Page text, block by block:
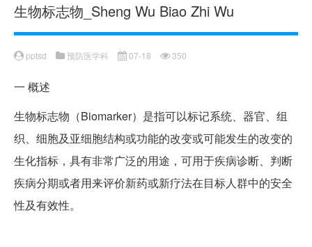
生物标志物_Sheng Wu Biao Zhi Wu
pptsd 预防医学科 07-18 350
一 概述
生物标志物（Biomarker）是指可以标记系统、器官、组
织、细胞及亚细胞结构或功能的改变或可能发生的改变的
生化指标，具有非常广泛的用途，可用于疾病诊断、判断
疾病分期或者用来评价新药或新疗法在目标人群中的安全
性及有效性。